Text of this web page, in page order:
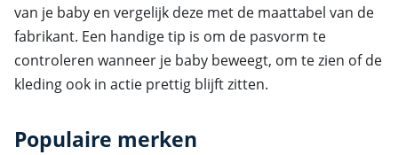
van je baby en vergelijk deze met de maattabel van de
fabrikant. Een handige tip is om de pasvorm te
controleren wanneer je baby beweegt, om te zien of de
kleding ook in actie prettig blijft zitten.
Populaire merken